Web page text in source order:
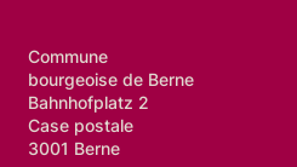
Commune
bourgeoise de Berne
Bahnhofplatz 2
Case postale
3001 Berne